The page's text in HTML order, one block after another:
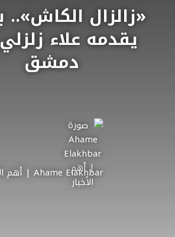
«زالزال الكاش»..
يقدمه علاء
دمشق
Ahame Elakhbar | أهم الأخبار